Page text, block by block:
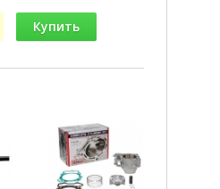
Купить